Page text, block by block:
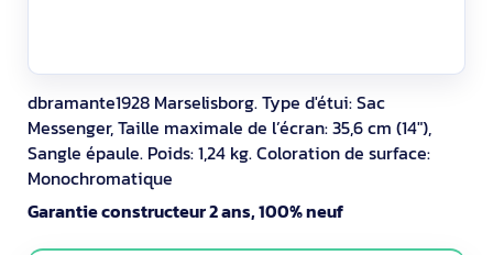
dbramante1928 Marselisborg. Type d'étui: Sac
Messenger, Taille maximale de l’écran: 35,6 cm (14"),
Sangle épaule. Poids: 1,24 kg. Coloration de surface:
Monochromatique
Garantie constructeur 2 ans, 100% neuf